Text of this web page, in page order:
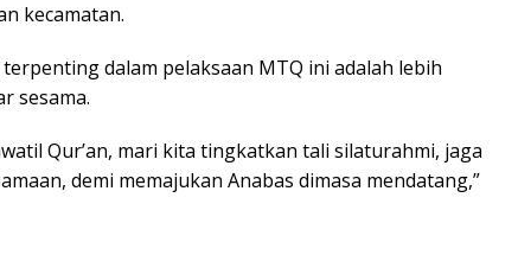
kecamatan.
dalam pelaksaan MTQ ini adalah lebih
sesama.
Qur’an, mari kita tingkatkan tali silaturahmi, jaga
demi memajukan Anabas dimasa mendatang,”